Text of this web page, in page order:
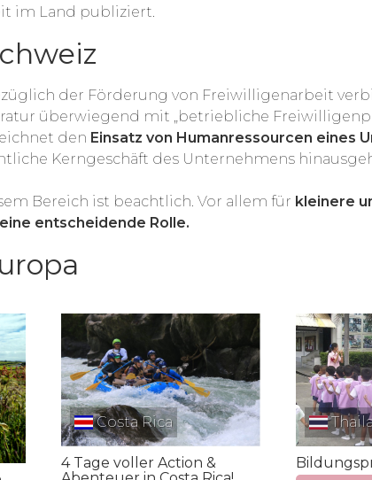
im Land publiziert.
der Förderung von Freiwilligenarbeit
überwiegend mit „betriebliche
den Einsatz von Humanressourcen eines
Kerngeschäft des Unternehmens
Bereich ist beachtlich. Vor allem für kleinere
entscheidende Rolle.
Costa Rica
4 Tage voller Action &